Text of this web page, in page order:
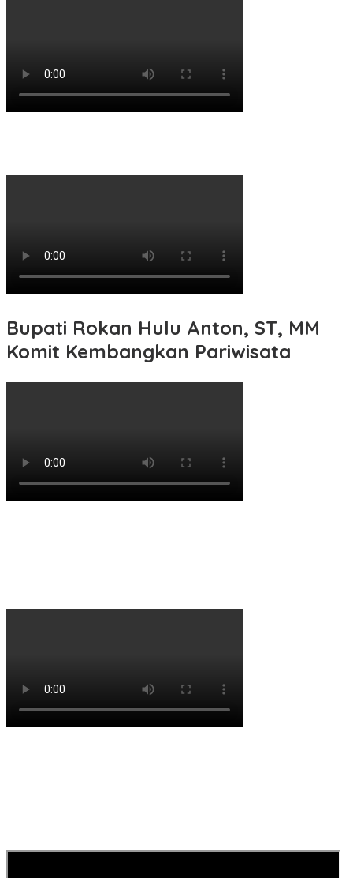
Bupati Rokan Hulu Anton, ST, MM
Komit Kembangkan Pariwisata